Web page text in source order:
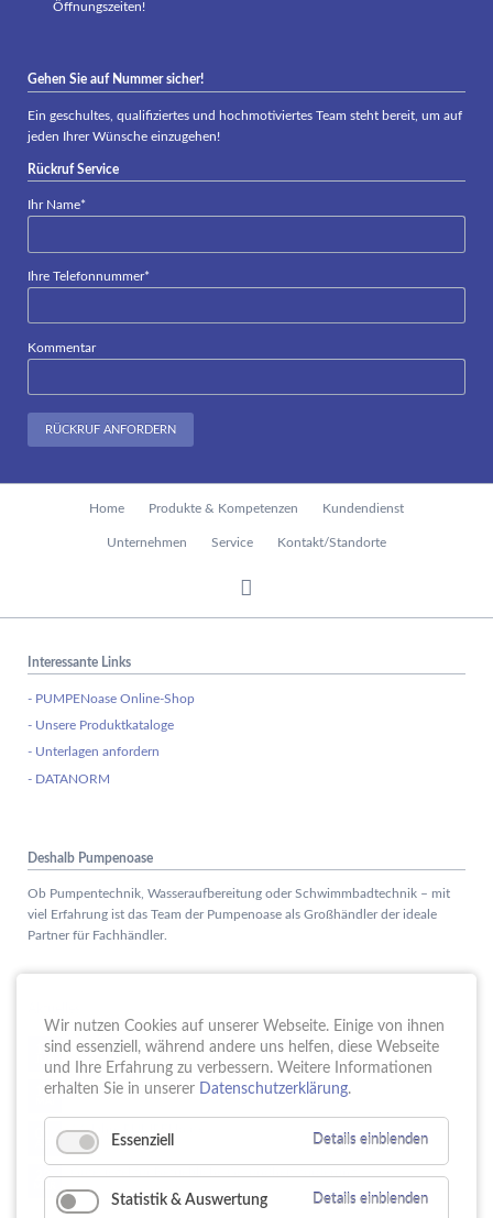
Öffnungszeiten!
Gehen Sie auf Nummer sicher!
Ein geschultes, qualifiziertes und hochmotiviertes Team steht bereit, um auf
jeden Ihrer Wünsche einzugehen!
Rückruf Service
Pflichtfeld
Ihr Name*
Pflichtfeld
Ihre Telefonnummer*
Kommentar
RÜCKRUF ANFORDERN
Home Produkte & Kompetenzen Kundendienst
Unternehmen Service Kontakt/Standorte
Interessante Links
- PUMPENoase Online-Shop
- Unsere Produktkataloge
- Unterlagen anfordern
- DATANORM
Deshalb Pumpenoase
Ob Pumpentechnik, Wasseraufbereitung oder Schwimmbadtechnik – mit
viel Erfahrung ist das Team der Pumpenoase als Großhändler der ideale
Partner für Fachhändler.
15. Schule trifft Wirtschaft bei der PUMPENoase!
18. Vortrag IT-Sicherheit
16 Jahre PUMPENoase
23.
Wir nutzen Cookies auf unserer Webseite. Einige von ihnen
sind essenziell, während andere uns helfen, diese Webseite
und Ihre Erfahrung zu verbessern. Weitere Informationen
erhalten Sie in unserer Datenschutzerklärung.
Essenziell Details einblenden
Statistik & Auswertung Details einblenden